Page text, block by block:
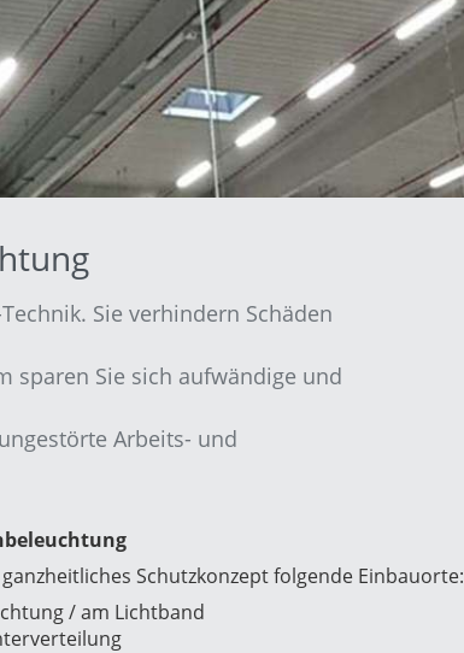
Sie verhindern Schäden
sparen Sie sich aufwändige und
Arbeits- und
Schutzkonzept folgende Einbauorte:
/ am Lichtband